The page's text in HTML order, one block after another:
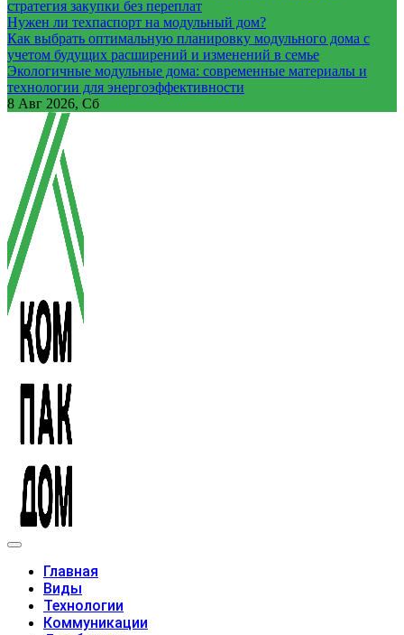
стратегия закупки без переплат
Нужен ли техпаспорт на модульный дом?
Как выбрать оптимальную планировку модульного дома с
учетом будущих расширений и изменений в семье
Экологичные модульные дома: современные материалы и
технологии для энергоэффективности
8 Авг 2026, Сб
Главная
Виды
Технологии
Коммуникации